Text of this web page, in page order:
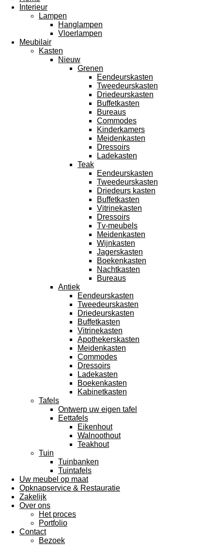
Interieur
Lampen
Hanglampen
Vloerlampen
Meubilair
Kasten
Nieuw
Grenen
Eendeurskasten
Tweedeurskasten
Driedeurskasten
Buffetkasten
Bureaus
Commodes
Kinderkamers
Meidenkasten
Dressoirs
Ladekasten
Teak
Eendeurskasten
Tweedeurskasten
Driedeurs kasten
Buffetkasten
Vitrinekasten
Dressoirs
Tv-meubels
Meidenkasten
Wijnkasten
Jagerskasten
Boekenkasten
Nachtkasten
Bureaus
Antiek
Eendeurskasten
Tweedeurskasten
Driedeurskasten
Buffetkasten
Vitrinekasten
Apothekerskasten
Meidenkasten
Commodes
Dressoirs
Ladekasten
Boekenkasten
Kabinetkasten
Tafels
Ontwerp uw eigen tafel
Eettafels
Eikenhout
Walnoothout
Teakhout
Tuin
Tuinbanken
Tuintafels
Uw meubel op maat
Opknapservice & Restauratie
Zakelijk
Over ons
Het proces
Portfolio
Contact
Bezoek